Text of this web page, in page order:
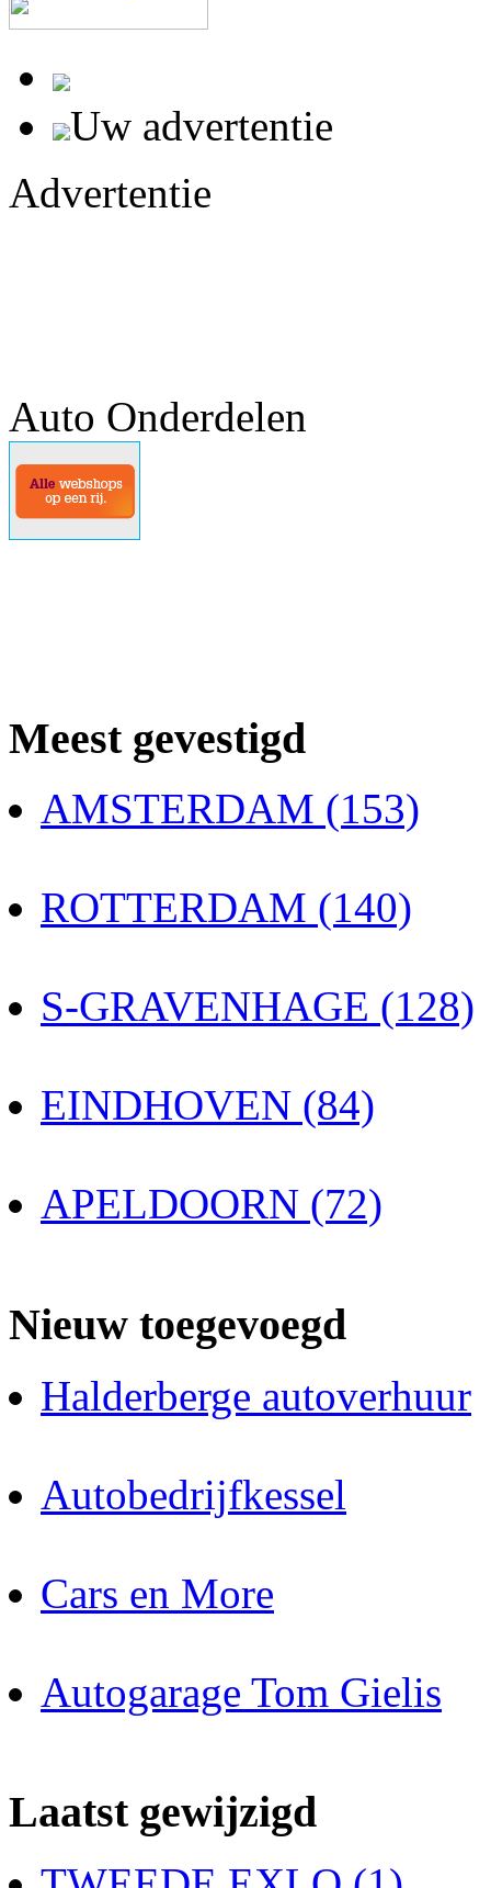
Uw advertentie
Advertentie
Auto Onderdelen
Meest gevestigd
AMSTERDAM (153)
ROTTERDAM (140)
S-GRAVENHAGE (128)
EINDHOVEN (84)
APELDOORN (72)
Nieuw toegevoegd
Halderberge autoverhuur
Autobedrijfkessel
Cars en More
Autogarage Tom Gielis
Laatst gewijzigd